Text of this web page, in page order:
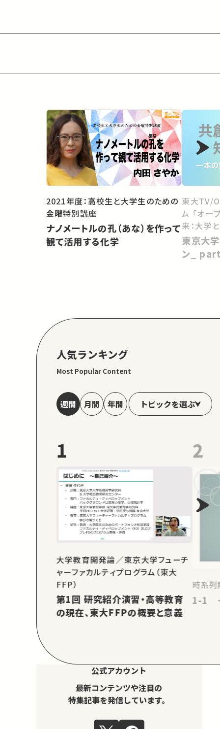
2021年度：高校生と大学生のための
金曜特別講座
ナノメートルの孔（あな）を作って
観て活用する化学
東大TV/
ム 「オー
来：大学
向けて」
東京大
ン_
人気ランキング
Most Popular Content
週間 月間 年間 トピックを選ぶ
1
大学教育開発論／東京大学フューチ
ャーファカルティプログラム（東大
FFP）
第1回 研究紹介演習・高等教育
の現在、東大FFPの概要と意義
2
時系列
1-1
公式アカウント
最新コンテンツや注目の
特集記事を発信しています。